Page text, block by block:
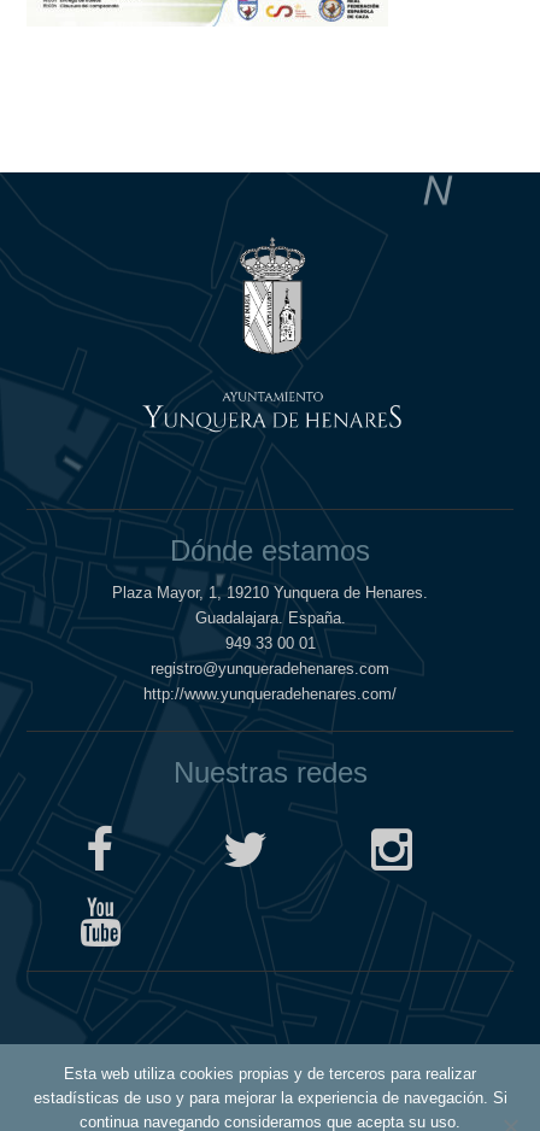
Esta web utiliza cookies propias y de terceros para realizar
estadísticas de uso y para mejorar la experiencia de navegación. Si
continua navegando consideramos que acepta su uso.
Dónde estamos
Plaza Mayor, 1, 19210 Yunquera de Henares.
Guadalajara. España.
949 33 00 01
registro@yunqueradehenares.com
http://www.yunqueradehenares.com/
Nuestras redes
Política de Cookies
Política de Privacidad
Aviso Legal